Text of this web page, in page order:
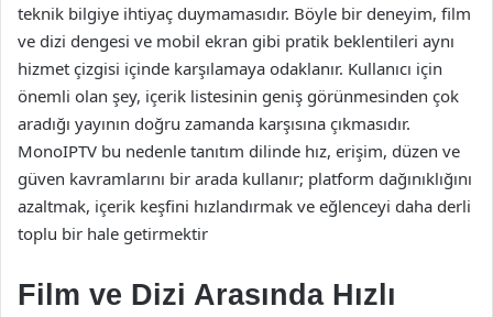
teknik bilgiye ihtiyaç duymamasıdır. Böyle bir deneyim, film
ve dizi dengesi ve mobil ekran gibi pratik beklentileri aynı
hizmet çizgisi içinde karşılamaya odaklanır. Kullanıcı için
önemli olan şey, içerik listesinin geniş görünmesinden çok
aradığı yayının doğru zamanda karşısına çıkmasıdır.
MonoIPTV bu nedenle tanıtım dilinde hız, erişim, düzen ve
güven kavramlarını bir arada kullanır; platform dağınıklığını
azaltmak, içerik keşfini hızlandırmak ve eğlenceyi daha derli
toplu bir hale getirmektir
Film ve Dizi Arasında Hızlı